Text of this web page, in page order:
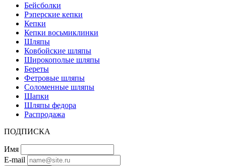
Бейсболки
Рэперские кепки
Кепки
Кепки восьмиклинки
Шляпы
Ковбойские шляпы
Широкополые шляпы
Береты
Фетровые шляпы
Соломенные шляпы
Шапки
Шляпы федора
Распродажа
ПОДПИСКА
Имя
E-mail